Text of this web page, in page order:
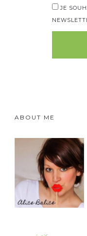
JE
ABOUT ME